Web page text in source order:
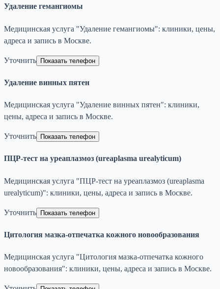
Удаление гемангиомы
Медицинская услуга "Удаление гемангиомы": клиники, цены,
адреса и запись в Москве.
Уточнить Показать телефон
Удаление винных пятен
Медицинская услуга "Удаление винных пятен": клиники,
цены, адреса и запись в Москве.
Уточнить Показать телефон
ПЦР-тест на уреаплазмоз (ureaplasma urealyticum)
Медицинская услуга "ПЦР-тест на уреаплазмоз (ureaplasma
urealyticum)": клиники, цены, адреса и запись в Москве.
Уточнить Показать телефон
Цитология мазка-отпечатка кожного новообразования
Медицинская услуга "Цитология мазка-отпечатка кожного
новообразования": клиники, цены, адреса и запись в Москве.